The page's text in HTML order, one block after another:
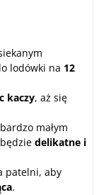
lodówki na 12
kaczy, aż się
małym
delikatne i
patelni, aby
.